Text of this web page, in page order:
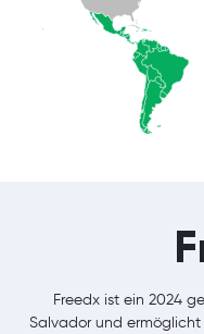
Freedx ist ein 2024
Salvador und ermöglicht